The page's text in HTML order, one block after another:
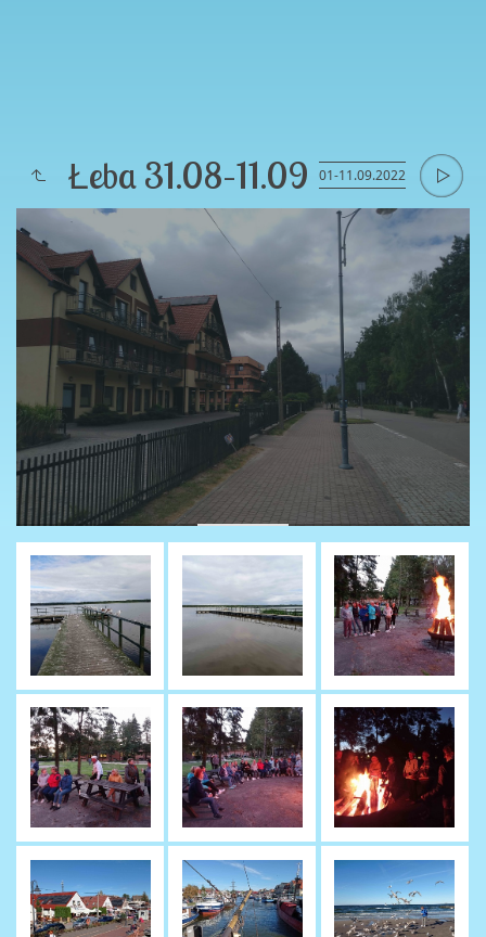
Łeba 31.08–11.09 01-11.09.2022